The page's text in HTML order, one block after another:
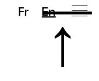
Fr En